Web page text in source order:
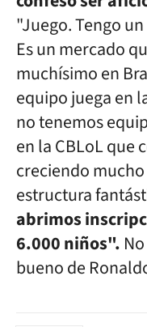
"Juego. Tengo
Es un mercado
muchísimo en
equipo juega en
no tenemos
en la CBLoL que
creciendo
estructura
abrimos
6.000 niños".
bueno de